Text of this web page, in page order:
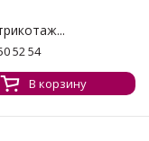
52 54
В корзину